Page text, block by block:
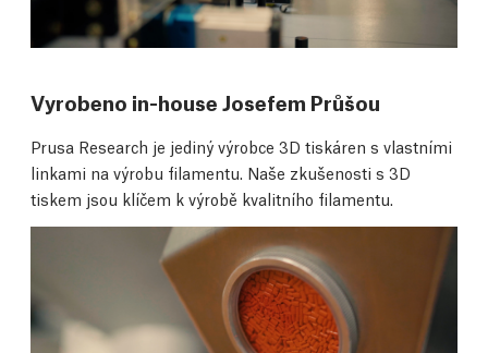
Vyrobeno in-house Josefem Průšou
Prusa Research je jediný výrobce 3D tiskáren s vlastními
linkami na výrobu filamentu. Naše zkušenosti s 3D
tiskem jsou klíčem k výrobě kvalitního filamentu.